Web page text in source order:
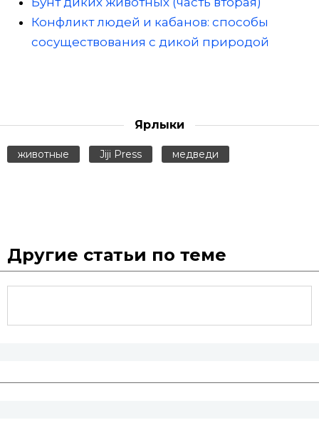
Конфликт людей и кабанов: способы
сосуществования с дикой природой
Ярлыки
животные Jiji Press медведи
Другие статьи по теме